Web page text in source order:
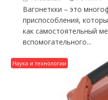
Вагонеткки – это
приспособления,
как самостоятельный
вспомогательного...
Наука и технологии